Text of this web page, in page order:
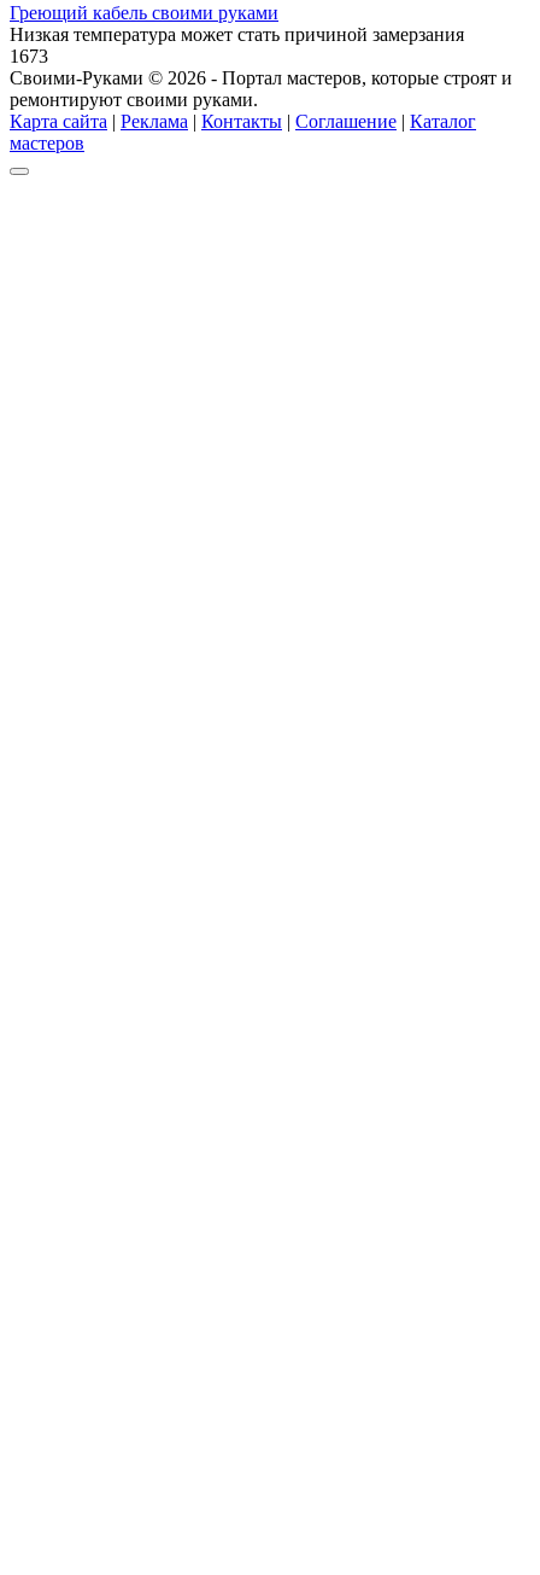
Греющий кабель своими руками
Низкая температура может стать причиной замерзания
1673
Своими-Руками © 2026 - Портал мастеров, которые строят и
ремонтируют своими руками.
Карта сайта | Реклама | Контакты | Соглашение | Каталог
мастеров